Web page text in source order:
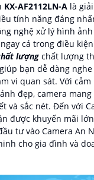
KX-AF2112LN-A là
tính năng đáng
nghệ xử lý hình ảnh
cả trong điều
lượng chất lượng
bạn dễ dàng
vi quan sát. Với cảm
đẹp, camera
và sắc nét. Đến với
được khuyến mãi
tư vào Camera An
cho gia đình và